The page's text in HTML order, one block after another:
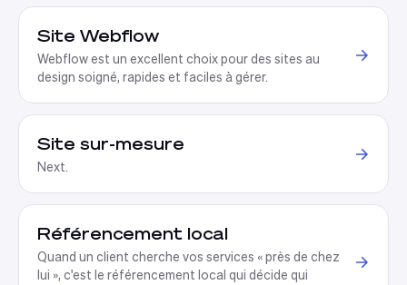
Site Webflow
Webflow est un excellent choix pour des sites au
design soigné, rapides et faciles à gérer.
Site sur-mesure
Next.
Référencement local
Quand un client cherche vos services « près de chez
lui », c'est le référencement local qui décide qui